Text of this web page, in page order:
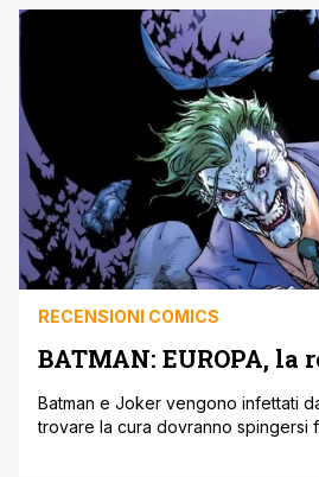
prendere possesso del corpo di
team di autore ragneschi che ha
Spider-Man si [']
RECENSIONI COMICS
BATMAN: EUROPA, la
Batman e Joker vengono infettati
trovare la cura dovranno spingersi